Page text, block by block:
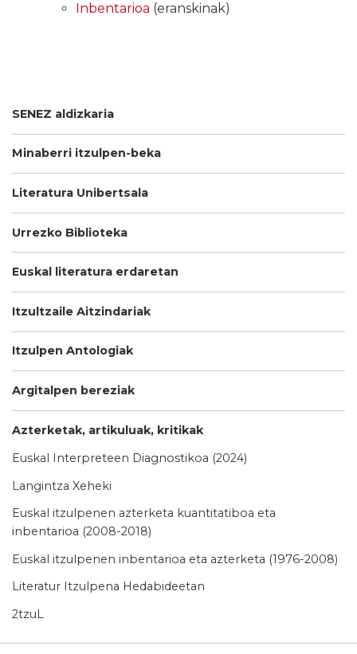
SENEZ aldizkaria
Minaberri itzulpen-beka
Literatura Unibertsala
Urrezko Biblioteka
Euskal literatura erdaretan
Itzultzaile Aitzindariak
Itzulpen Antologiak
Argitalpen bereziak
Azterketak, artikuluak, kritikak
Euskal Interpreteen Diagnostikoa (2024)
Langintza Xeheki
Euskal itzulpenen azterketa kuantitatiboa eta
inbentarioa (2008-2018)
Euskal itzulpenen inbentarioa eta azterketa (1976-2008)
Literatur Itzulpena Hedabideetan
2tzuL
Inbentarioa (eranskinak)